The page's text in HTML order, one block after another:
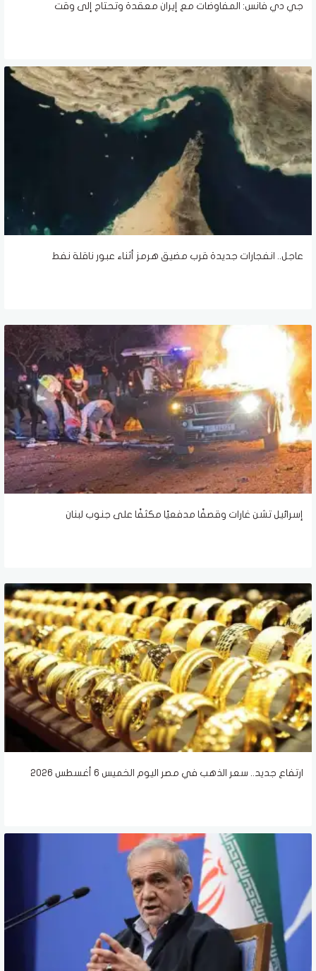
جي دي فانس: المفاوضات مع إيران معقدة وتحتاج إلى وقت
عاجل.. انفجارات جديدة قرب مضيق هرمز أثناء عبور ناقلة نفط
إسرائيل تشن غارات وقصفًا مدفعيًا مكثفًا على جنوب لبنان
ارتفاع جديد.. سعر الذهب في مصر اليوم الخميس 6 أغسطس 2026